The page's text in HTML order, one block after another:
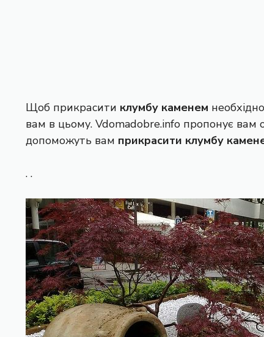
Щоб прикрасити клумбу каменем
вам в цьому. Vdomadobre.info пропонує вам
допоможуть вам прикрасити клумбу
. .